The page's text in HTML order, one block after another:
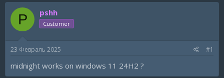
т
о
р
м
т
а
н
а
а
P pshh
Customer
23 Февраль 2025 #1
midnight works on windows 11 24H2 ?